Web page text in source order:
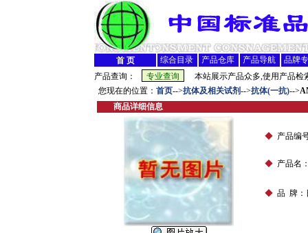
首 页 综合目录 产品仓库 产品导航
品牌
产品查询：
本站展示产品众多,使用产品检
您现在的位置： 首页-->抗体及相关试剂-->抗体(一抗)-->
商品详细信息
◆ 产品编
◆ 产品名
◆ 品 牌：